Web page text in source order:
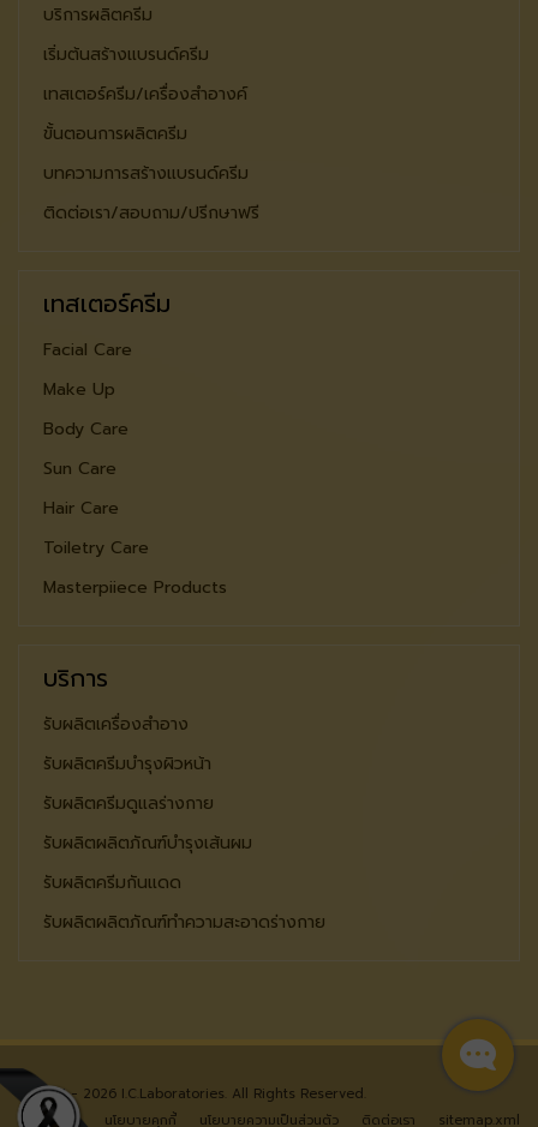
บริการผลิตครีม
เริ่มต้นสร้างแบรนด์ครีม
เทสเตอร์ครีม/เครื่องสำอางค์
ขั้นตอนการผลิตครีม
บทความการสร้างแบรนด์ครีม
ติดต่อเรา/สอบถาม/ปรีกษาฟรี
เทสเตอร์ครีม
Facial Care
Make Up
Body Care
Sun Care
Hair Care
Toiletry Care
Masterpiiece Products
บริการ
รับผลิตเครื่องสำอาง
รับผลิตครีมบำรุงผิวหน้า
รับผลิตครีมดูแลร่างกาย
รับผลิตผลิตภัณฑ์บำรุงเส้นผม
รับผลิตครีมกันแดด
รับผลิตผลิตภัณฑ์ทำความสะอาดร่างกาย
© 2024 - 2026 I.C.Laboratories. All Rights Reserved.
หน้าแรก
นโยบายคุกกี้ นโยบายความเป็นส่วนตัว ติดต่อเรา sitemap.xml